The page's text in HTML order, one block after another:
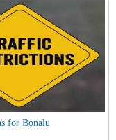
for Bonalu